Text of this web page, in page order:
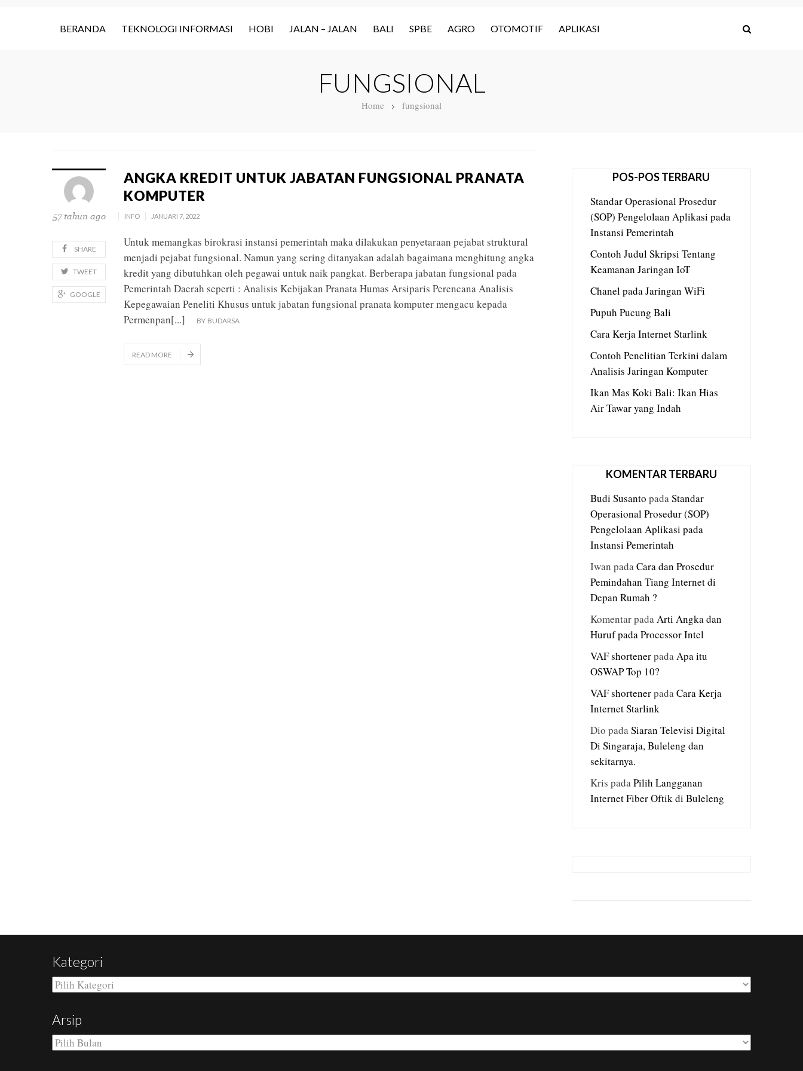
BERANDA TEKNOLOGI INFORMASI HOBI JALAN – JALAN BALI SPBE AGRO OTOMOTIF APLIKASI
FUNGSIONAL
Home fungsional
57 tahun ago
SHARE
TWEET
GOOGLE
ANGKA KREDIT UNTUK JABATAN FUNGSIONAL PRANATA
KOMPUTER
INFO JANUARI 7, 2022
Untuk memangkas birokrasi instansi pemerintah maka dilakukan penyetaraan pejabat struktural
menjadi pejabat fungsional. Namun yang sering ditanyakan adalah bagaimana menghitung angka
kredit yang dibutuhkan oleh pegawai untuk naik pangkat. Berberapa jabatan fungsional pada
Pemerintah Daerah seperti : Analisis Kebijakan Pranata Humas Arsiparis Perencana Analisis
Kepegawaian Peneliti Khusus untuk jabatan fungsional pranata komputer mengacu kepada
Permenpan[...] BY BUDARSA
READ MORE
POS-POS TERBARU
Standar Operasional Prosedur
(SOP) Pengelolaan Aplikasi pada
Instansi Pemerintah
Contoh Judul Skripsi Tentang
Keamanan Jaringan IoT
Chanel pada Jaringan WiFi
Pupuh Pucung Bali
Cara Kerja Internet Starlink
Contoh Penelitian Terkini dalam
Analisis Jaringan Komputer
Ikan Mas Koki Bali: Ikan Hias
Air Tawar yang Indah
KOMENTAR TERBARU
Budi Susanto padaStandar
Operasional Prosedur (SOP)
Pengelolaan Aplikasi pada
Instansi Pemerintah
Iwan padaCara dan Prosedur
Pemindahan Tiang Internet di
Depan Rumah ?
KomentarpadaArti Angka dan
Huruf pada Processor Intel
VAF shortenerpadaApa itu
OSWAP Top 10?
VAF shortenerpadaCara Kerja
Internet Starlink
Dio padaSiaran Televisi Digital
Di Singaraja, Buleleng dan
sekitarnya.
Kris padaPilih Langganan
Internet Fiber Oftik di Buleleng
Kategori
Kategori
Arsip
Arsip